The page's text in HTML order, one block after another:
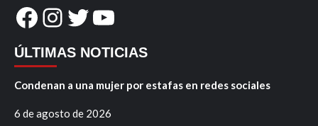
Facebook
Instagram
Twitter
YouTube
ÚLTIMAS NOTICIAS
Condenan a una mujer por estafas en redes sociales
6 de agosto de 2026